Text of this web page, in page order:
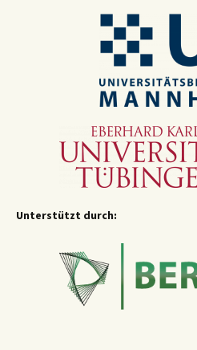
Unterstützt durch: